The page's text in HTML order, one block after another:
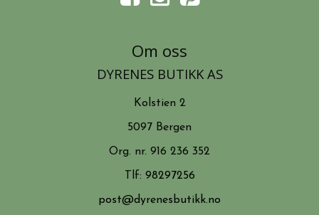
Om oss
DYRENES BUTIKK AS
Kolstien 2
5097 Bergen
Org. nr. 916 236 352
Tlf: 98297256
post@dyrenesbutikk.no